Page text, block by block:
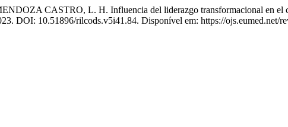
CASTRO, L. H. Influencia del liderazgo transformacional en el
DOI: 10.51896/rilcods.v5i41.84. Disponível em: https://ojs.eumed.net/